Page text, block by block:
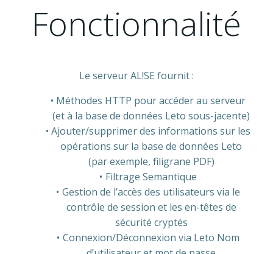
Fonctionnalité
Le serveur AL!SE fournit :
Méthodes HTTP pour accéder au serveur
(et à la base de données Leto sous-jacente)
Ajouter/supprimer des informations sur les
opérations sur la base de données Leto
(par exemple, filigrane PDF)
Filtrage Semantique
Gestion de l’accès des utilisateurs via le
contrôle de session et les en-têtes de
sécurité cryptés
Connexion/Déconnexion via Leto Nom